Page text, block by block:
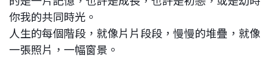
你我的共同時光。
人生的每個階段，就像片片段段，慢慢的堆疊，就像
一張照片，一幅窗景。